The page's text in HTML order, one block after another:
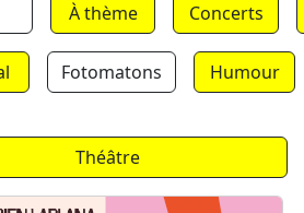
À thème Concerts
Fotomatons Humour
Théâtre